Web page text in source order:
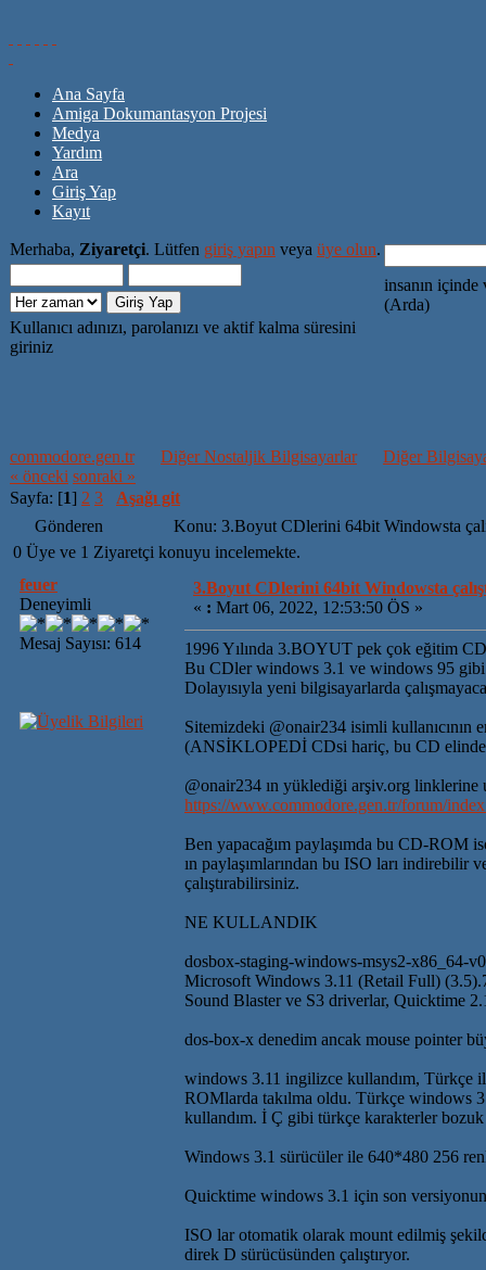
Ana Sayfa
Amiga Dokumantasyon Projesi
Medya
Yardım
Ara
Giriş Yap
Kayıt
Merhaba, Ziyaretçi. Lütfen giriş yapın veya üye olun.
Kullanıcı adınızı, parolanızı ve aktif kalma süresini
giriniz
insanın içinde
(Arda)
commodore.gen.tr Diğer Nostaljik Bilgisayarlar
Diğer
« önceki sonraki »
Sayfa: [1] 2 3
Aşağı git
Gönderen
Konu: 3.Boyut CDlerini 64bit Windowsta
0 Üye ve 1 Ziyaretçi konuyu incelemekte.
feuer
Deneyimli
Mesaj Sayısı: 614
3.Boyut CDlerini 64bit Windowsta
« : Mart 06, 2022, 12:53:50 ÖS »
1996 Yılında 3.BOYUT pek çok eğitim
Bu CDler windows 3.1 ve windows 95 gibi
Dolayısıyla yeni bilgisayarlarda
Sitemizdeki @onair234 isimli kullanıcının
(ANSİKLOPEDİ CDsi hariç, bu CD
@onair234 ın yüklediği arşiv.org linklerine
https://www.commodore.gen.tr/forum/
Ben yapacağım paylaşımda bu CD-ROM
ın paylaşımlarından bu ISO ları indirebilir
çalıştırabilirsiniz.
NE KULLANDIK
dosbox-staging-windows-msys2-x86_64-
Microsoft Windows 3.11 (Retail Full)
Sound Blaster ve S3 driverlar, Quicktime
dos-box-x denedim ancak mouse pointer
windows 3.11 ingilizce kullandım, Türkçe
ROMlarda takılma oldu. Türkçe windows
kullandım. İ Ç gibi türkçe karakterler bozuk
Windows 3.1 sürücüler ile 640*480 256
Quicktime windows 3.1 için son
ISO lar otomatik olarak mount edilmiş
direk D sürücüsünden çalıştıryor.